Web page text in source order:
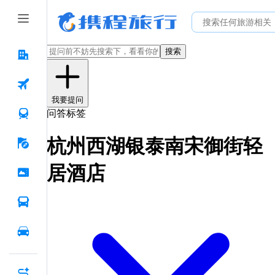
搜索
我要提问
问答标签
杭州西湖银泰南宋御街轻
居酒店